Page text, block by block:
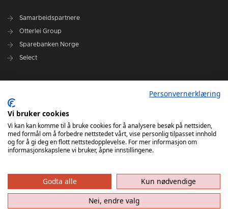
Samarbeidspartnere
Otterlei Group
Sparebanken Norge
Select
Spillerstall
Administrasjon
Styret
Personvernerklæring
Vi bruker cookies
Vi kan kan komme til å bruke cookies for å analysere besøk på nettsiden,
med formål om å forbedre nettstedet vårt, vise personlig tilpasset innhold
og for å gi deg en flott nettstedopplevelse. For mer informasjon om
informasjonskapslene vi bruker, åpne innstillingene.
Godta alle
Kun nødvendige
Nei, endre valg